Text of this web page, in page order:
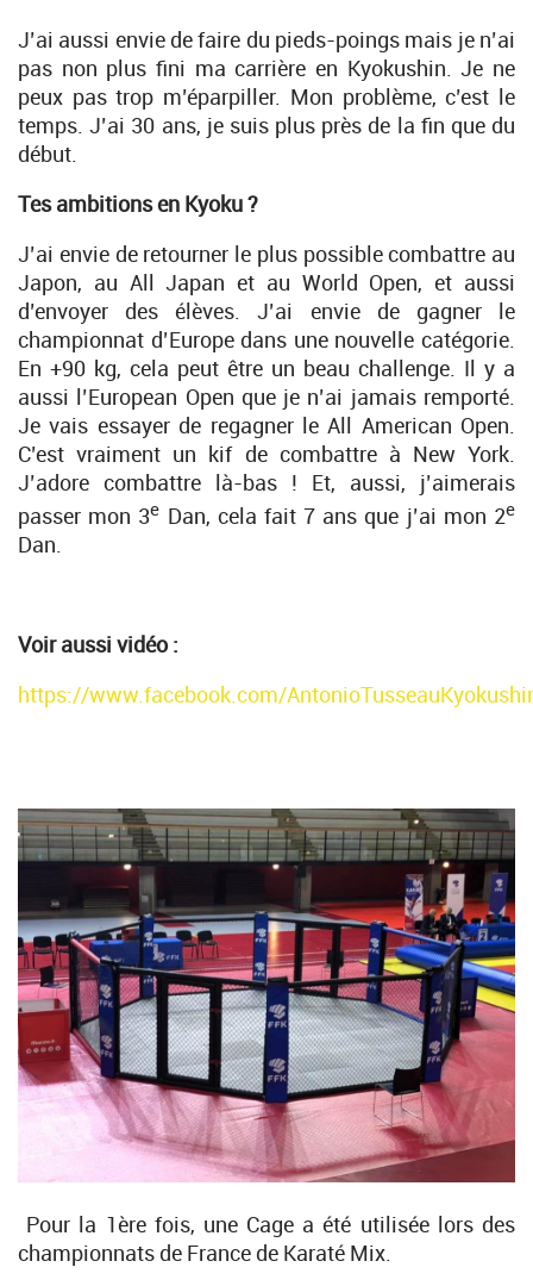
J’ai aussi envie de faire du pieds-poings mais je n’ai
pas non plus fini ma carrière en Kyokushin. Je ne
peux pas trop m’éparpiller. Mon problème, c’est le
temps. J’ai 30 ans, je suis plus près de la fin que du
début.
Tes ambitions en Kyoku ?
J’ai envie de retourner le plus possible combattre au
Japon, au All Japan et au World Open, et aussi
d’envoyer des élèves. J’ai envie de gagner le
championnat d’Europe dans une nouvelle catégorie.
En +90 kg, cela peut être un beau challenge. Il y a
aussi l’European Open que je n’ai jamais remporté.
Je vais essayer de regagner le All American Open.
C’est vraiment un kif de combattre à New York.
J’adore combattre là-bas ! Et, aussi, j’aimerais
passer mon 3e Dan, cela fait 7 ans que j’ai mon 2e
Dan.
Voir aussi vidéo :
https://www.facebook.com/
Pour la 1ère fois, une Cage a été utilisée lors des
championnats de France de Karaté Mix.